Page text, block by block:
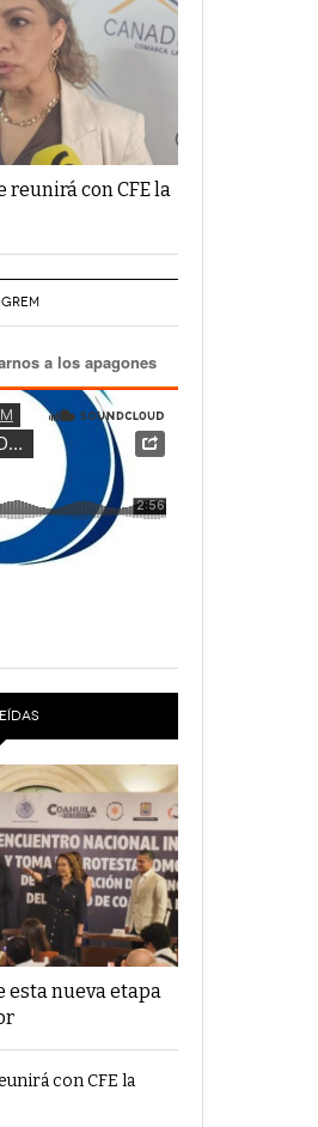
reunirá con CFE la
a los apagones
esta nueva etapa
con CFE la